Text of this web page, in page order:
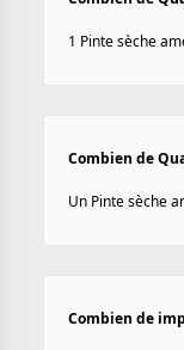
1 Pinte sèche
Combien de
Un Pinte sèche
Combien de